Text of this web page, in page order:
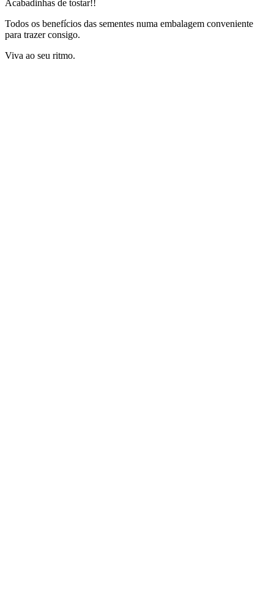
Acabadinhas de tostar!!
Todos os benefícios das sementes numa embalagem conveniente
para trazer consigo.
Viva ao seu ritmo.